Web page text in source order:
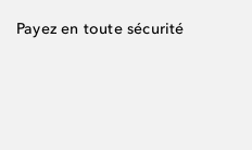
Payez en toute sécurité